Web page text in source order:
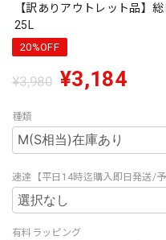
【訳ありアウトレット品】
25L
20%OFF
¥3,980 ¥3,184
種類
速達【平日14時迄購入即日発送/予
有料ラッピング